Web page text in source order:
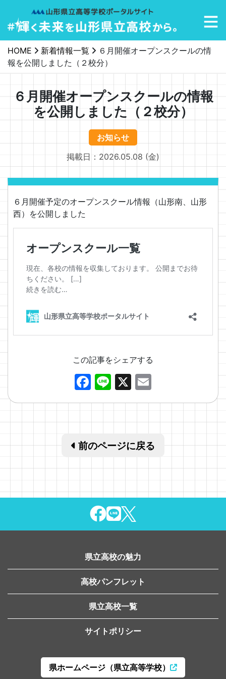
メインナビゲーション
HOME 新着情報一覧
６月開催オープンスクールの情
報を公開しました（２校分）
６月開催オープンスクールの情報
を公開しました（２校分）
お知らせ
掲載日：2026.05.08 (金)
６月開催予定のオープンスクール情報（山形南、山形
西）を公開しました
この記事をシェアする
Facebook
Line
X
前のページに戻る
県立高校の魅力
高校パンフレット
県立高校一覧
サイトポリシー
県ホームページ（県立高等学校）